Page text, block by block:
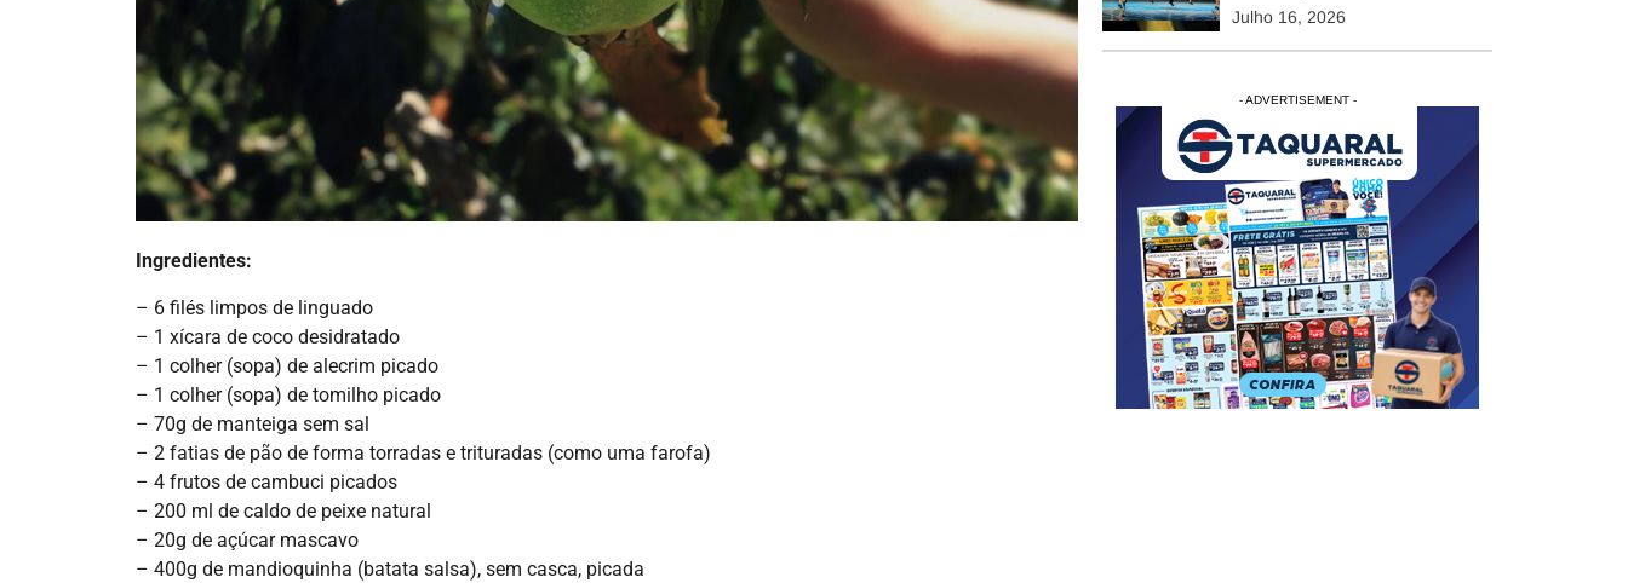
Ingredientes:
– 6 filés limpos de linguado
– 1 xícara de coco desidratado
– 1 colher (sopa) de alecrim picado
– 1 colher (sopa) de tomilho picado
– 70g de manteiga sem sal
– 2 fatias de pão de forma torradas e trituradas (como uma farofa)
– 4 frutos de cambuci picados
– 200 ml de caldo de peixe natural
– 20g de açúcar mascavo
– 400g de mandioquinha (batata salsa), sem casca, picada
Julho 16, 2026
- ADVERTISEMENT - - ADVERTISEMENT -